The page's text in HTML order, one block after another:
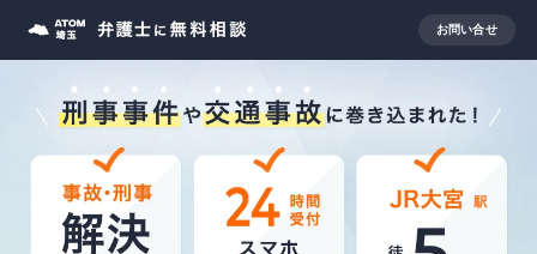
お問い合せ